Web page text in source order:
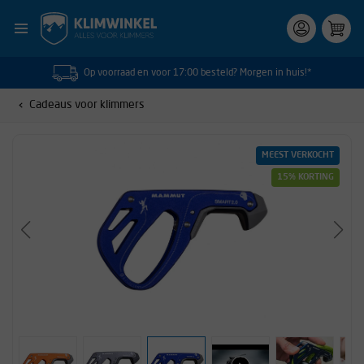
Op voorraad en voor 17:00 besteld? Morgen in huis!*
Cadeaus voor klimmers
MEEST VERKOCHT
15% KORTING